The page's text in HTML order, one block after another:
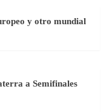
y otro mundial
a Semifinales